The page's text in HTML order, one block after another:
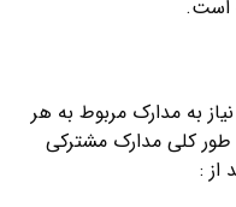
به مدارک مربوط به هر
کلی مدارک مشترکی
از :